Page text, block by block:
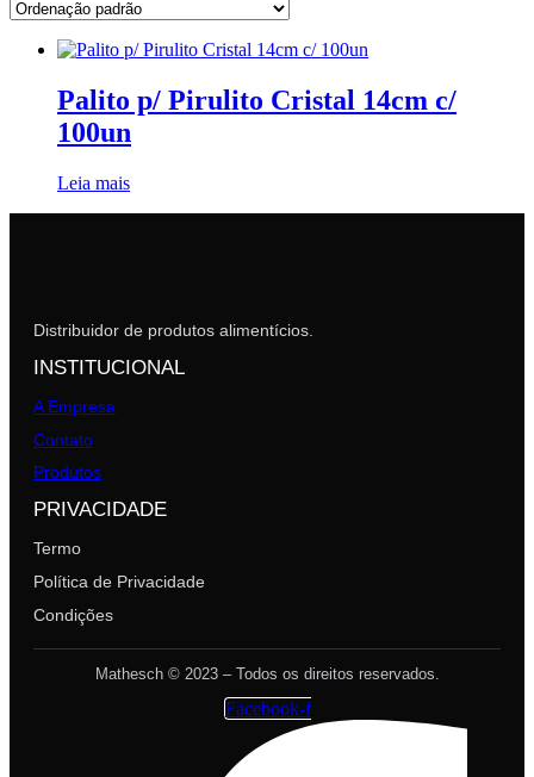
Palito p/ Pirulito Cristal 14cm c/
100un
Leia mais
Distribuidor de produtos alimentícios.
INSTITUCIONAL
A Empresa
Contato
Produtos
PRIVACIDADE
Termo
Política de Privacidade
Condições
Mathesch © 2023 – Todos os direitos reservados.
Facebook-f